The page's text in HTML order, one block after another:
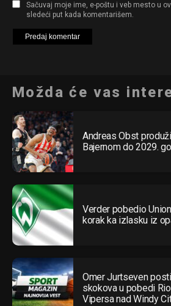
Sačuvaj moje ime, e-poštu i veb mesto u
sledeći put kada komentarišem.
Možda će vas
Andreas Obst
Bajernom do 2029.
Verder pobedio
korak ka izlasku iz
Omer Jurtseven
skokova u pobedi
Vipersa nad Windy